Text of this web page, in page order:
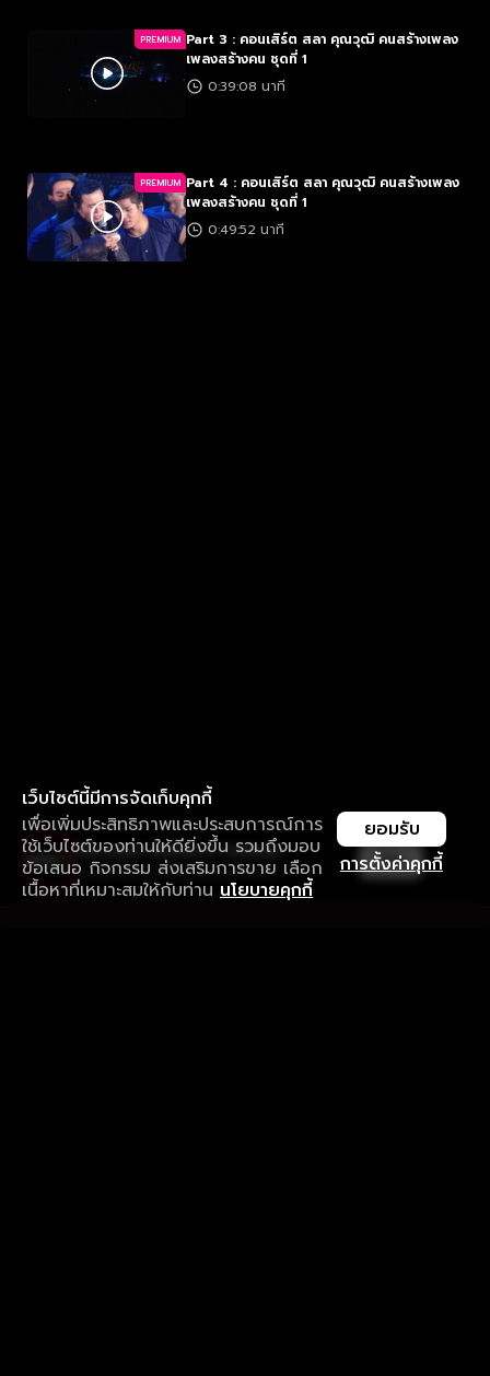
PREMIUM Part 3 : คอนเสิร์ต สลา คุณวุฒิ คนสร้างเพลง
เพลงสร้างคน ชุดที่ 1
0:39:08 นาที
PREMIUM Part 4 : คอนเสิร์ต สลา คุณวุฒิ คนสร้างเพลง
เพลงสร้างคน ชุดที่ 1
0:49:52 นาที
เว็บไซต์นี้มีการจัดเก็บคุกกี้
เพื่อเพิ่มประสิทธิภาพและประสบการณ์การ
ใช้เว็บไซต์ของท่านให้ดียิ่งขึ้น รวมถึงมอบ
ข้อเสนอ กิจกรรม ส่งเสริมการขาย เลือก
เนื้อหาที่เหมาะสมให้กับท่าน นโยบายคุกกี้
การตั้งค่าคุกกี้
ยอมรับ
ใช้งานแอป ลื่นไหลกว่า ไม่มีสะดุด
ดาวน์โหลดแอปเพื่อการรับชมที่ดีกว่า เปิด